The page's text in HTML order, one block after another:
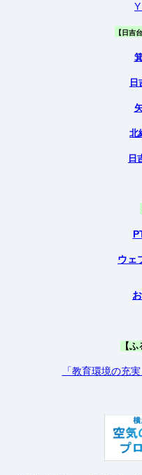
【日吉
日
北
日
ウェ
【
「教育環境の充